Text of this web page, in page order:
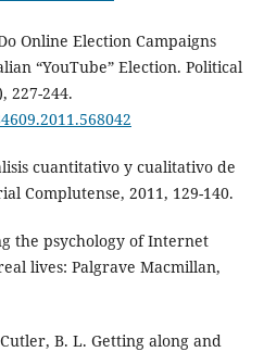
Online Election Campaigns
“YouTube” Election. Political
227-244.
cuantitativo y cualitativo de
Complutense, 2011, 129-140.
the psychology of Internet
lives: Palgrave Macmillan,
B. L. Getting along and